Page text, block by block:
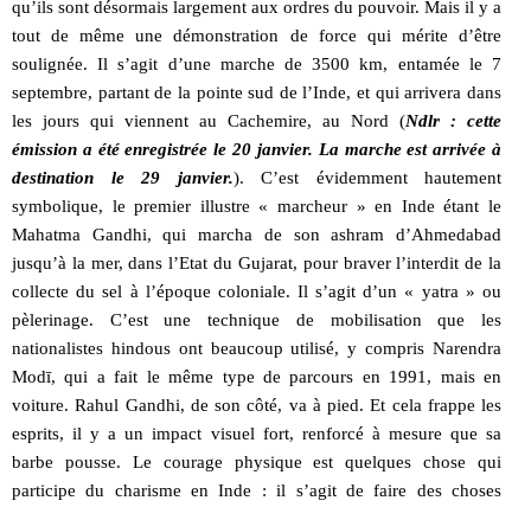
qu’ils sont désormais largement aux ordres du pouvoir. Mais il y a
tout de même une démonstration de force qui mérite d’être
soulignée. Il s’agit d’une marche de 3500 km, entamée le 7
septembre, partant de la pointe sud de l’Inde, et qui arrivera dans
les jours qui viennent au Cachemire, au Nord (Ndlr : cette
émission a été enregistrée le 20 janvier. La marche est arrivée à
destination le 29 janvier.). C’est évidemment hautement
symbolique, le premier illustre « marcheur » en Inde étant le
Mahatma Gandhi, qui marcha de son ashram d’Ahmedabad
jusqu’à la mer, dans l’Etat du Gujarat, pour braver l’interdit de la
collecte du sel à l’époque coloniale. Il s’agit d’un « yatra » ou
pèlerinage. C’est une technique de mobilisation que les
nationalistes hindous ont beaucoup utilisé, y compris Narendra
Modī, qui a fait le même type de parcours en 1991, mais en
voiture. Rahul Gandhi, de son côté, va à pied. Et cela frappe les
esprits, il y a un impact visuel fort, renforcé à mesure que sa
barbe pousse. Le courage physique est quelques chose qui
participe du charisme en Inde : il s’agit de faire des choses